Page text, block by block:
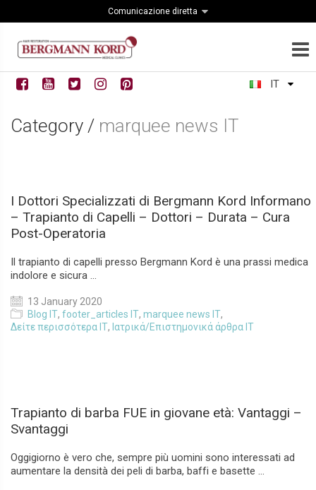
Comunicazione diretta
IT
Category / marquee news IT
I Dottori Specializzati di Bergmann Kord Informano
– Trapianto di Capelli – Dottori – Durata – Cura
Post-Operatoria
Il trapianto di capelli presso Bergmann Kord è una prassi medica
indolore e sicura ...
13 January 2020
Blog IT, footer_articles IT, marquee news IT,
Δείτε περισσότερα IT, Ιατρικά/Επιστημονικά άρθρα IT
Trapianto di barba FUE in giovane età: Vantaggi –
Svantaggi
Oggigiorno è vero che, sempre più uomini sono interessati ad
aumentare la densità dei peli di barba, baffi e basette ...